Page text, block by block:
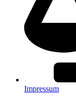
Impressum